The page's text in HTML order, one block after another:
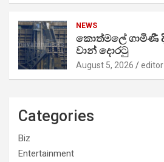
NEWS
කොත්මලේ ගාමිණී
වාන් දොරටු
August 5, 2026 editor
Categories
Biz
Entertainment